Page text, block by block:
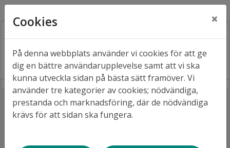
Lyssna
Hem
Aktuellt
Lulebo satsar 1,5 miljarder på 400 nya bostäder och
Cookies ×
På denna webbplats använder vi cookies för att ge
dig en bättre användarupplevelse samt att vi ska
kunna utveckla sidan på bästa sätt framöver. Vi
använder tre kategorier av cookies; nödvändiga,
prestanda och marknadsföring, där de nödvändiga
krävs för att sidan ska fungera.